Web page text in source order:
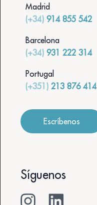
Madrid
(+34) 914 855 542
Barcelona
(+34) 931 222 314
Portugal
(+351) 213 876 414
Escríbenos
Síguenos